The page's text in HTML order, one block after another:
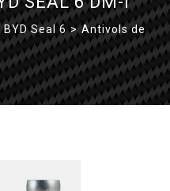
BYD Seal 6 > Antivols de